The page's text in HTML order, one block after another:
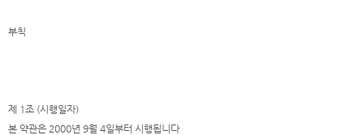
부칙
제 1조 (시행일자)
본 약관은 2000년 9월 4일부터 시행됩니다